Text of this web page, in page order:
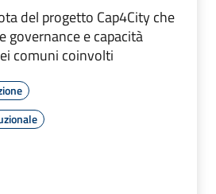
del progetto Cap4City che
governance e capacità
comuni coinvolti